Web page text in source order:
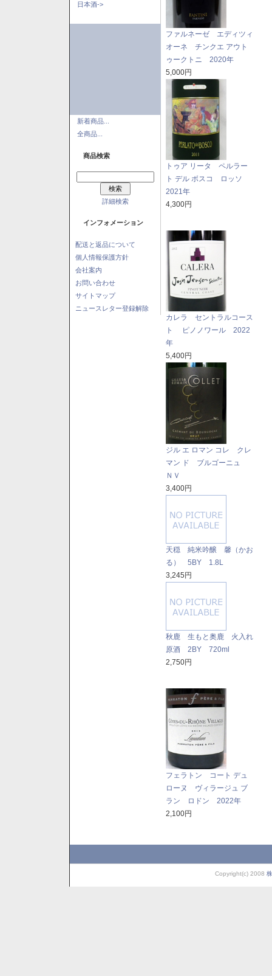
日本酒->
新着商品...
全商品...
商品検索
詳細検索
インフォメーション
配送と返品について
個人情報保護方針
会社案内
お問い合わせ
サイトマップ
ニュースレター登録解除
ファルネーゼ エディツィ
オーネ チンクエ アウト
ゥークトニ 2020年
5,000円
トゥア リータ ペルラー
ト デル ボスコ ロッソ
2021年
4,300円
カレラ セントラルコース
ト ピノノワール 2022
年
5,400円
ジル エ ロマン コレ クレ
マン ド ブルゴーニュ
ＮＶ
3,400円
天穏 純米吟醸 馨（かお
る） 5BY 1.8L
3,245円
秋鹿 生もと奥鹿 火入れ
原酒 2BY 720ml
2,750円
フェラトン コート デュ
ローヌ ヴィラージュ ブ
ラン ロドン 2022年
2,100円
Copyright(c) 2008